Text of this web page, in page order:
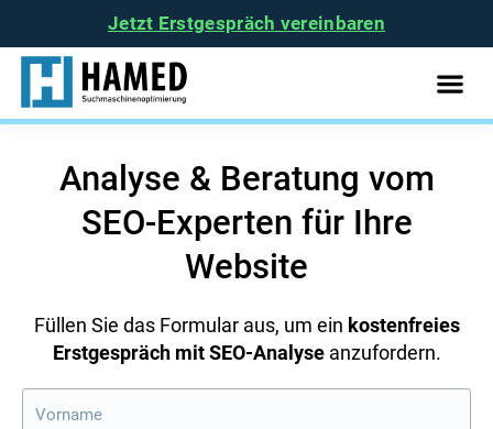
Jetzt Erstgespräch vereinbaren
Analyse & Beratung vom
SEO-Experten für Ihre
Website
Füllen Sie das Formular aus, um ein kostenfreies
Erstgespräch mit SEO-Analyseanzufordern.